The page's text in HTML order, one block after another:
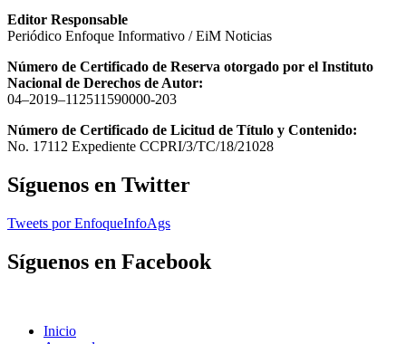
Editor Responsable
Periódico Enfoque Informativo / EiM Noticias
Número de Certificado de Reserva otorgado por el Instituto
Nacional de Derechos de Autor:
04–2019–112511590000-203
Número de Certificado de Licitud de Título y Contenido:
No. 17112 Expediente CCPRI/3/TC/18/21028
Síguenos en Twitter
Tweets por EnfoqueInfoAgs
Síguenos en Facebook
Inicio